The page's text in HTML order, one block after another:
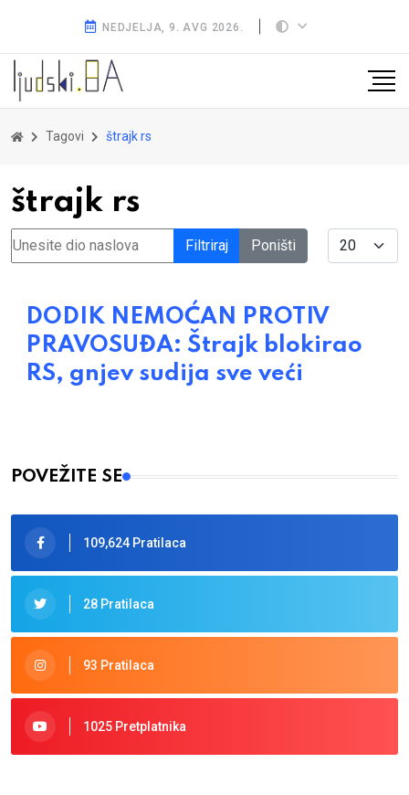
NEDJELJA, 9. AVG 2026.
Tagovi štrajk rs
štrajk rs
Unesite dio naslova Filtriraj Poništi Display #
DODIK NEMOĆAN PROTIV
PRAVOSUĐA: Štrajk blokirao
RS, gnjev sudija sve veći
POVEŽITE SE
109,624 Pratilaca
28 Pratilaca
93 Pratilaca
1025 Pretplatnika